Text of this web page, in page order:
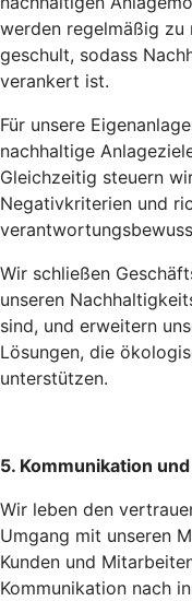
werden regelmäßig zu
geschult, sodass
verankert ist.
Für unsere
nachhaltige
Gleichzeitig steuern
Negativkriterien und
Wir schließen
unseren
sind, und erweitern
Lösungen, die
unterstützen.
5. Kommunikation
Wir leben den
Umgang mit unseren
Kunden und
Kommunikation nach